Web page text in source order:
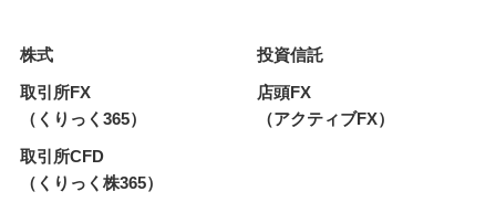
株式
投資信託
取引所FX
（くりっく365）
店頭FX
（アクティブFX）
取引所CFD
（くりっく株365）